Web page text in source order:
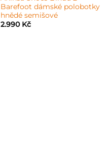
Barefoot dámské polobotky
hnědé semišové
2.990 Kč